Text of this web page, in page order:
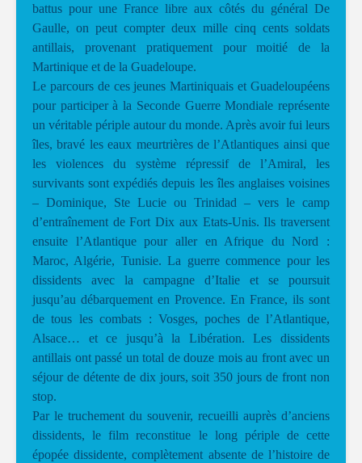
battus pour une France libre aux côtés du général De
Gaulle, on peut compter deux mille cinq cents soldats
antillais, provenant pratiquement pour moitié de la
Martinique et de la Guadeloupe.
Le parcours de ces jeunes Martiniquais et Guadeloupéens
pour participer à la Seconde Guerre Mondiale représente
un véritable périple autour du monde. Après avoir fui leurs
îles, bravé les eaux meurtrières de l’Atlantiques ainsi que
les violences du système répressif de l’Amiral, les
survivants sont expédiés depuis les îles anglaises voisines
– Dominique, Ste Lucie ou Trinidad – vers le camp
d’entraînement de Fort Dix aux Etats-Unis. Ils traversent
ensuite l’Atlantique pour aller en Afrique du Nord :
Maroc, Algérie, Tunisie. La guerre commence pour les
dissidents avec la campagne d’Italie et se poursuit
jusqu’au débarquement en Provence. En France, ils sont
de tous les combats : Vosges, poches de l’Atlantique,
Alsace… et ce jusqu’à la Libération. Les dissidents
antillais ont passé un total de douze mois au front avec un
séjour de détente de dix jours, soit 350 jours de front non
stop.
Par le truchement du souvenir, recueilli auprès d’anciens
dissidents, le film reconstitue le long périple de cette
épopée dissidente, complètement absente de l’histoire de